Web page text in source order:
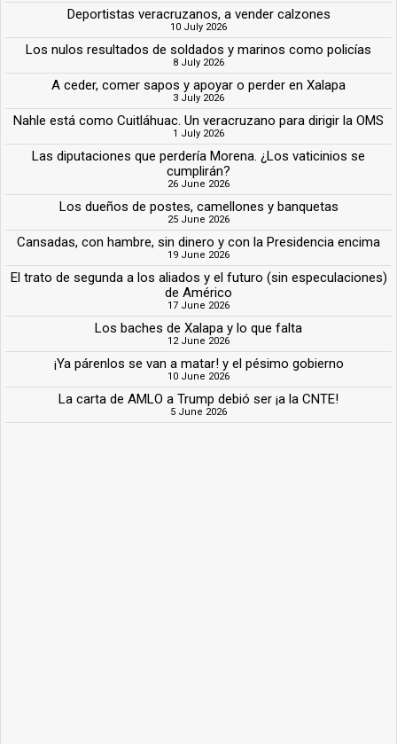
Deportistas veracruzanos, a vender calzones
10 July 2026
Los nulos resultados de soldados y marinos como policías
8 July 2026
A ceder, comer sapos y apoyar o perder en Xalapa
3 July 2026
Nahle está como Cuitláhuac. Un veracruzano para dirigir la OMS
1 July 2026
Las diputaciones que perdería Morena. ¿Los vaticinios se
cumplirán?
26 June 2026
Los dueños de postes, camellones y banquetas
25 June 2026
Cansadas, con hambre, sin dinero y con la Presidencia encima
19 June 2026
El trato de segunda a los aliados y el futuro (sin especulaciones)
de Américo
17 June 2026
Los baches de Xalapa y lo que falta
12 June 2026
¡Ya párenlos se van a matar! y el pésimo gobierno
10 June 2026
La carta de AMLO a Trump debió ser ¡a la CNTE!
5 June 2026